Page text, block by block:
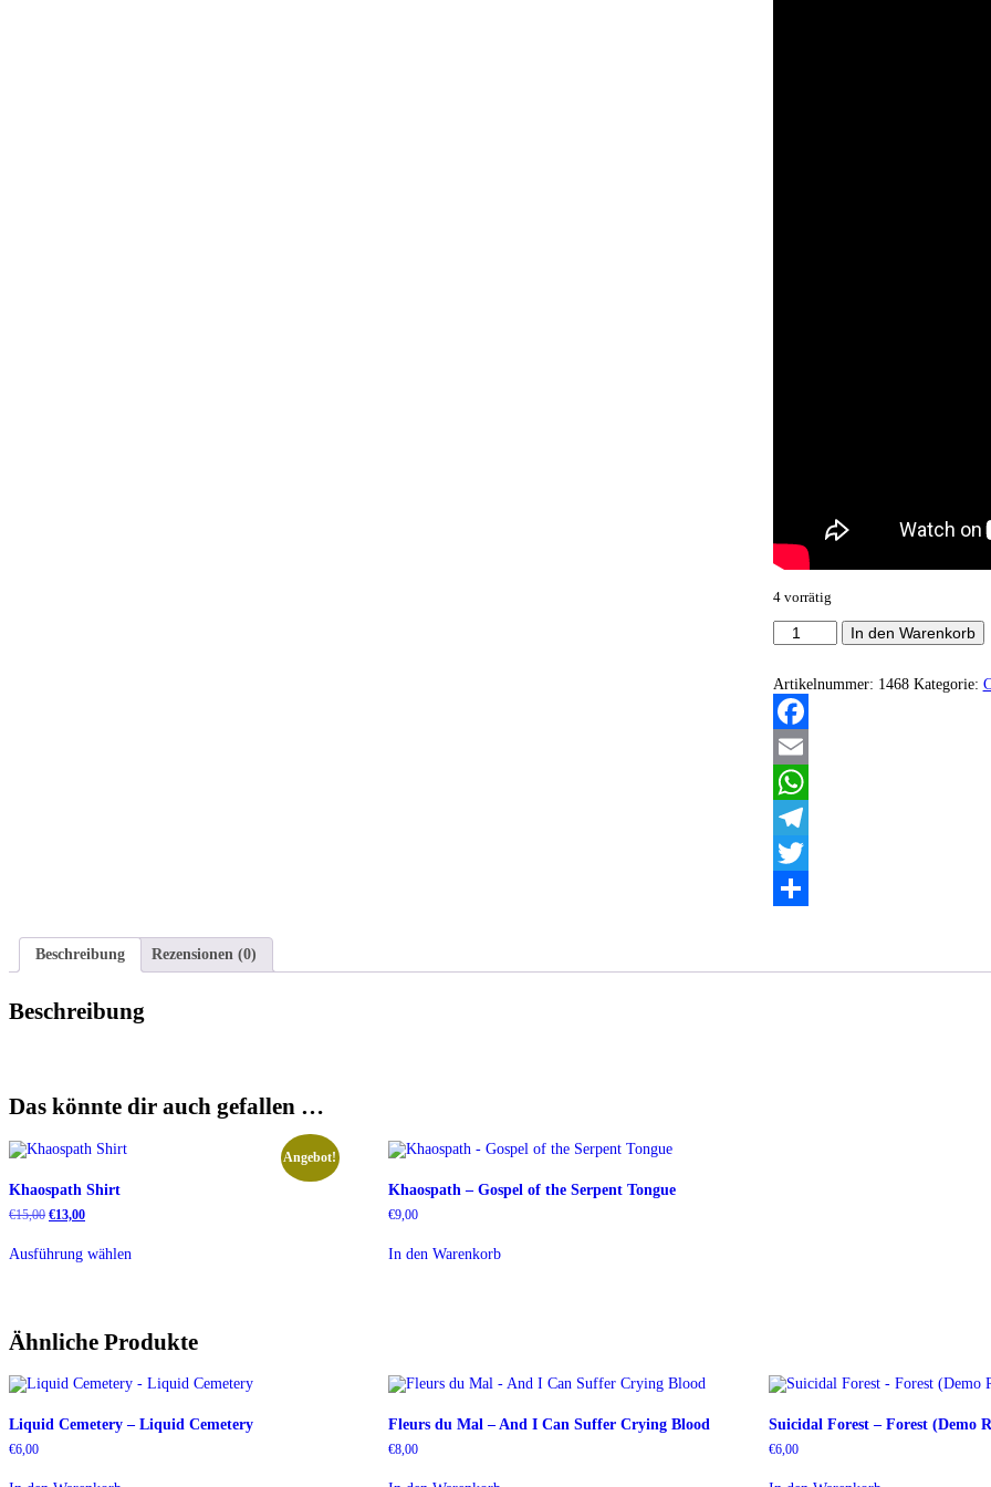
4 vorrätig
Khaospath
-
Obscura
Menge
In den Warenkorb
Artikelnummer: 1468 Kategorie:
Facebook
Email
WhatsApp
Telegram
Twitter
Beschreibung
Rezensionen (0)
Beschreibung
Das könnte dir auch gefallen …
Angebot!
Khaospath Shirt
€15,00 Ursprünglicher
war:
€15,00
€13,00Aktueller
€13,00.
Ausführung wählenProdukt
Die
können
Produktseite
Khaospath – Gospel of the Serpent Tongue
€9,00
In den Warenkorb
Ähnliche Produkte
Liquid Cemetery – Liquid Cemetery
€6,00
Fleurs du Mal – And I Can Suffer Crying Blood
€8,00
Suicidal Forest – Forest (Demo
€6,00